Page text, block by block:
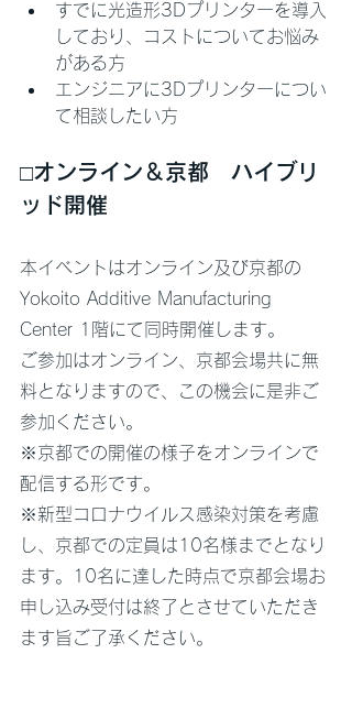
すでに光造形3Dプリンターを導入
しており、コストについてお悩み
がある方
エンジニアに3Dプリンターについ
て相談したい方
□オンライン＆京都　ハイブリ
ッド開催
本イベントはオンライン及び京都の
Yokoito Additive Manufacturing
Center 1階にて同時開催します。
ご参加はオンライン、京都会場共に無
料となりますので、この機会に是非ご
参加ください。
※京都での開催の様子をオンラインで
配信する形です。
※新型コロナウイルス感染対策を考慮
し、京都での定員は10名様までとなり
ます。10名に達した時点で京都会場お
申し込み受付は終了とさせていただき
ます旨ご了承ください。